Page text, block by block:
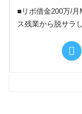
■リボ借金200万/
ス残業から脱サラ